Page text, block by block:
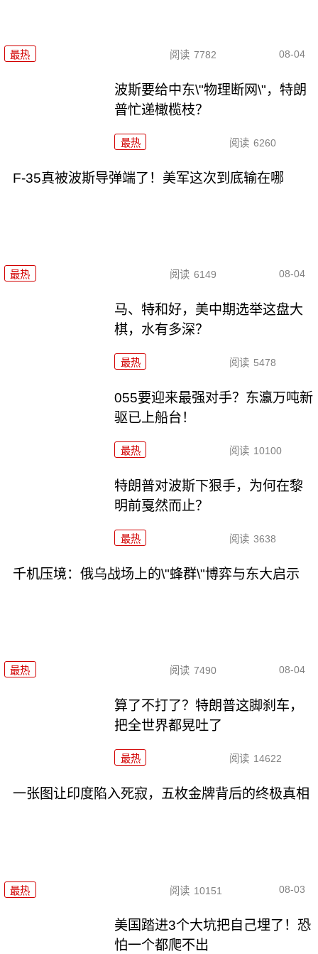
最热 阅读 7782 08-04
波斯要给中东\"物理断网\"，特朗
普忙递橄榄枝？
最热 阅读 6260
F-35真被波斯导弹端了！美军这次到底输在哪
最热 阅读 6149 08-04
马、特和好，美中期选举这盘大
棋，水有多深？
最热 阅读 5478
055要迎来最强对手？东瀛万吨新
驱已上船台！
最热 阅读 10100
特朗普对波斯下狠手，为何在黎
明前戛然而止？
最热 阅读 3638
千机压境：俄乌战场上的\"蜂群\"博弈与东大启示
最热 阅读 7490 08-04
算了不打了？特朗普这脚刹车，
把全世界都晃吐了
最热 阅读 14622
一张图让印度陷入死寂，五枚金牌背后的终极真相
最热 阅读 10151 08-03
美国踏进3个大坑把自己埋了！恐
怕一个都爬不出